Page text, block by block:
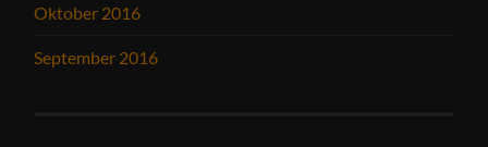
Oktober 2016
September 2016